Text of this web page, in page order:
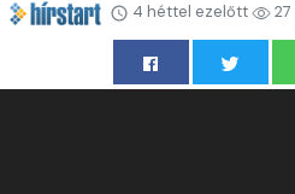
4 héttel ezelőtt 27